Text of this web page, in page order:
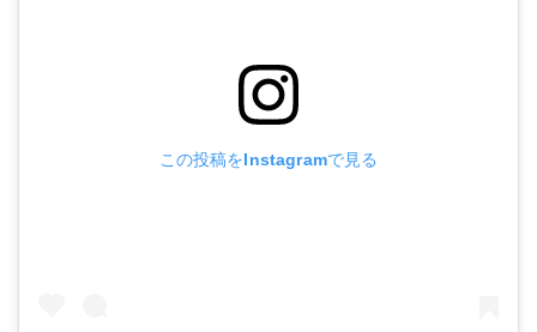
この投稿をInstagramで見る